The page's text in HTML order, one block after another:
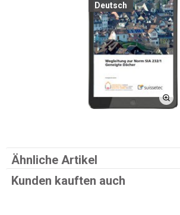
Deutsch
Ähnliche Artikel
Kunden kauften auch